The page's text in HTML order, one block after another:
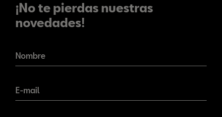
¡No te pierdas nuestras
novedades!
novedades!
Nombre
E-mail